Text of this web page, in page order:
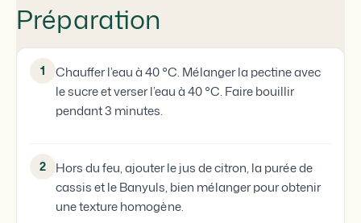
Préparation
1
Chauffer l’eau à 40 °C. Mélanger la pectine avec
le sucre et verser l’eau à 40 °C. Faire bouillir
pendant 3 minutes.
2
Hors du feu, ajouter le jus de citron, la purée de
cassis et le Banyuls, bien mélanger pour obtenir
une texture homogène.